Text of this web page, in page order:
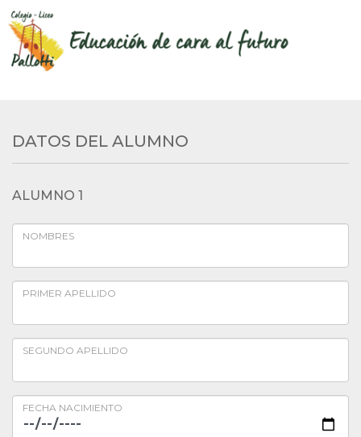
DATOS DEL ALUMNO
ALUMNO 1
NOMBRES
PRIMER APELLIDO
SEGUNDO APELLIDO
FECHA NACIMIENTO